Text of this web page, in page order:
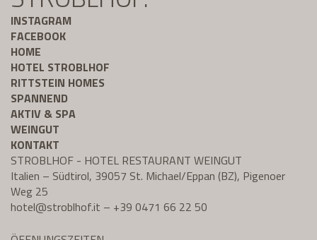
INSTAGRAM
FACEBOOK
HOME
HOTEL STROBLHOF
RITTSTEIN HOMES
SPANNEND
AKTIV & SPA
WEINGUT
KONTAKT
STROBLHOF - HOTEL RESTAURANT WEINGUT
Italien – Südtirol, 39057 St. Michael/Eppan (BZ), Pigenoer
Weg 25
hotel@stroblhof.it – +39 0471 66 22 50